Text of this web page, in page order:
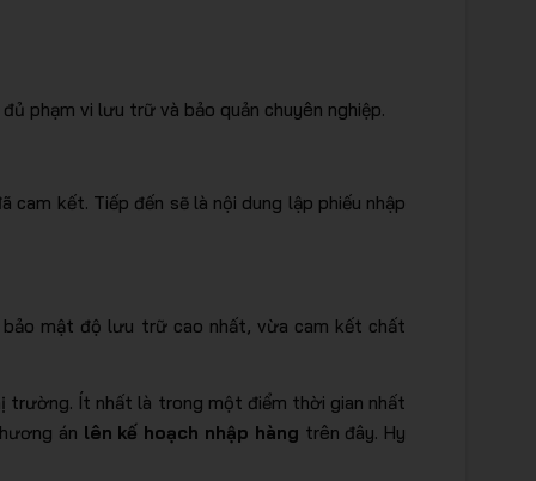
phạm vi lưu trữ và bảo quản chuyên nghiệp.
kết. Tiếp đến sẽ là nội dung lập phiếu nhập
mật độ lưu trữ cao nhất, vừa cam kết chất
trường. Ít nhất là trong một điểm thời gian nhất
án lên kế hoạch nhập hàng trên đây. Hy